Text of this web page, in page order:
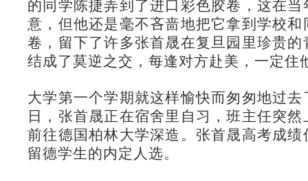
的同学陈捷弄到了进口彩色胶卷，这在
意，但他还是毫不吝啬地把它拿到学校
卷，留下了许多张首晟在复旦园里珍贵
结成了莫逆之交，每逢对方赴美，一定住
大学第一个学期就这样愉快而匆匆地过
日，张首晟正在宿舍里自习，班主任突
前往德国柏林大学深造。张首晟高考成
留德学生的内定人选。